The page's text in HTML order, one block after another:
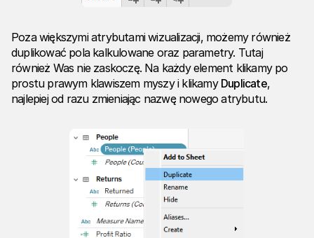
Poza większymi atrybutami wizualizacji, możemy również
duplikować pola kalkulowane oraz parametry. Tutaj
również Was nie zaskoczę. Na każdy element klikamy po
prostu prawym klawiszem myszy i klikamy Duplicate,
najlepiej od razu zmieniając nazwę nowego atrybutu.